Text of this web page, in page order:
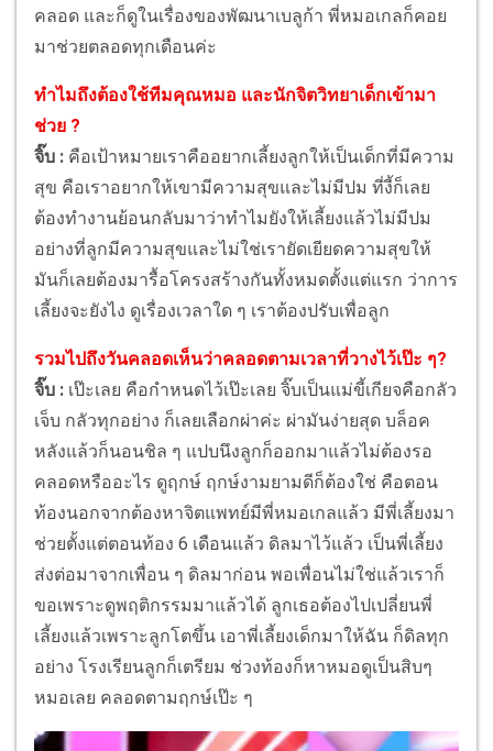
คลอด และก็ดูในเรื่องของพัฒนาเบลูก้า พี่หมอเกลก็คอย
มาช่วยตลอดทุกเดือนค่ะ
ทำไมถึงต้องใช้ทีมคุณหมอ และนักจิตวิทยาเด็กเข้ามา
ช่วย ?
จิ๊บ : คือเป้าหมายเราคืออยากเลี้ยงลูกให้เป็นเด็กที่มีความ
สุข คือเราอยากให้เขามีความสุขและไม่มีปม ที่งี้ก็เลย
ต้องทำงานย้อนกลับมาว่าทำไมยังให้เลี้ยงแล้วไม่มีปม
อย่างที่ลูกมีความสุขและไม่ใช่เรายัดเยียดความสุขให้
มันก็เลยต้องมารื้อโครงสร้างกันทั้งหมดตั้งแต่แรก ว่าการ
เลี้ยงจะยังไง ดูเรื่องเวลาใด ๆ เราต้องปรับเพื่อลูก
รวมไปถึงวันคลอดเห็นว่าคลอดตามเวลาที่วางไว้เป๊ะ ๆ?
จิ๊บ : เป๊ะเลย คือกำหนดไว้เป๊ะเลย จิ๊บเป็นแม่ขี้เกียจคือกลัว
เจ็บ กลัวทุกอย่าง ก็เลยเลือกผ่าค่ะ ผ่ามันง่ายสุด บล็อค
หลังแล้วก็นอนชิล ๆ แปบนึงลูกก็ออกมาแล้วไม่ต้องรอ
คลอดหรืออะไร ดูฤกษ์ ฤกษ์งามยามดีก็ต้องใช่ คือตอน
ท้องนอกจากต้องหาจิตแพทย์มีพี่หมอเกลแล้ว มีพี่เลี้ยงมา
ช่วยตั้งแต่ตอนท้อง 6 เดือนแล้ว ดิลมาไว้แล้ว เป็นพี่เลี้ยง
ส่งต่อมาจากเพื่อน ๆ ดิลมาก่อน พอเพื่อนไม่ใช่แล้วเราก็
ขอเพราะดูพฤติกรรมมาแล้วได้ ลูกเธอต้องไปเปลี่ยนพี่
เลี้ยงแล้วเพราะลูกโตขึ้น เอาพี่เลี้ยงเด็กมาให้ฉัน ก็ดิลทุก
อย่าง โรงเรียนลูกก็เตรียม ช่วงท้องก็หาหมอดูเป็นสิบๆ
หมอเลย คลอดตามฤกษ์เป๊ะ ๆ